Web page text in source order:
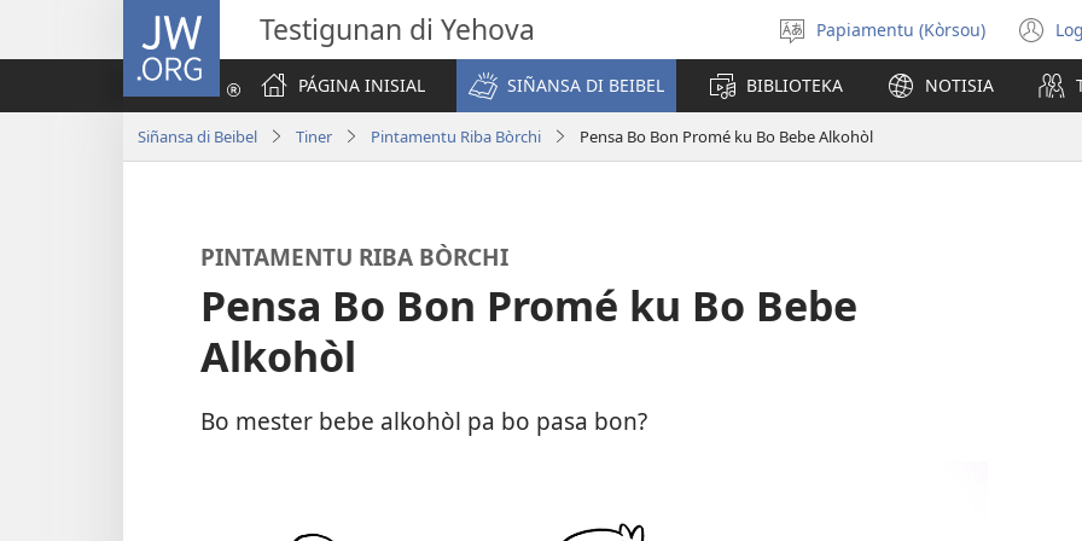
JW.ORG Testigunan di Yehova
Skohe
Idioma
Papiamentu (Kòrsou)
PÁGINA INISIAL
SIÑANSA DI BEIBEL BIBLIOTEKA NOTISIA
Siñansa di Beibel Tiner Pintamentu Riba Bòrchi Pensa Bo Bon Promé ku Bo Bebe Alkohòl
PINTAMENTU RIBA BÒRCHI
Pensa Bo Bon Promé ku Bo Bebe
Alkohòl
Bo mester bebe alkohòl pa bo pasa bon?